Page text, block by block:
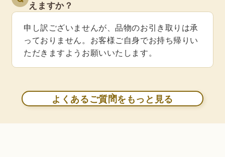
えますか？
申し訳ございませんが、品物のお引き取りは承
っておりません。お客様ご自身でお持ち帰りい
ただきますようお願いいたします。
よくあるご質問をもっと見る